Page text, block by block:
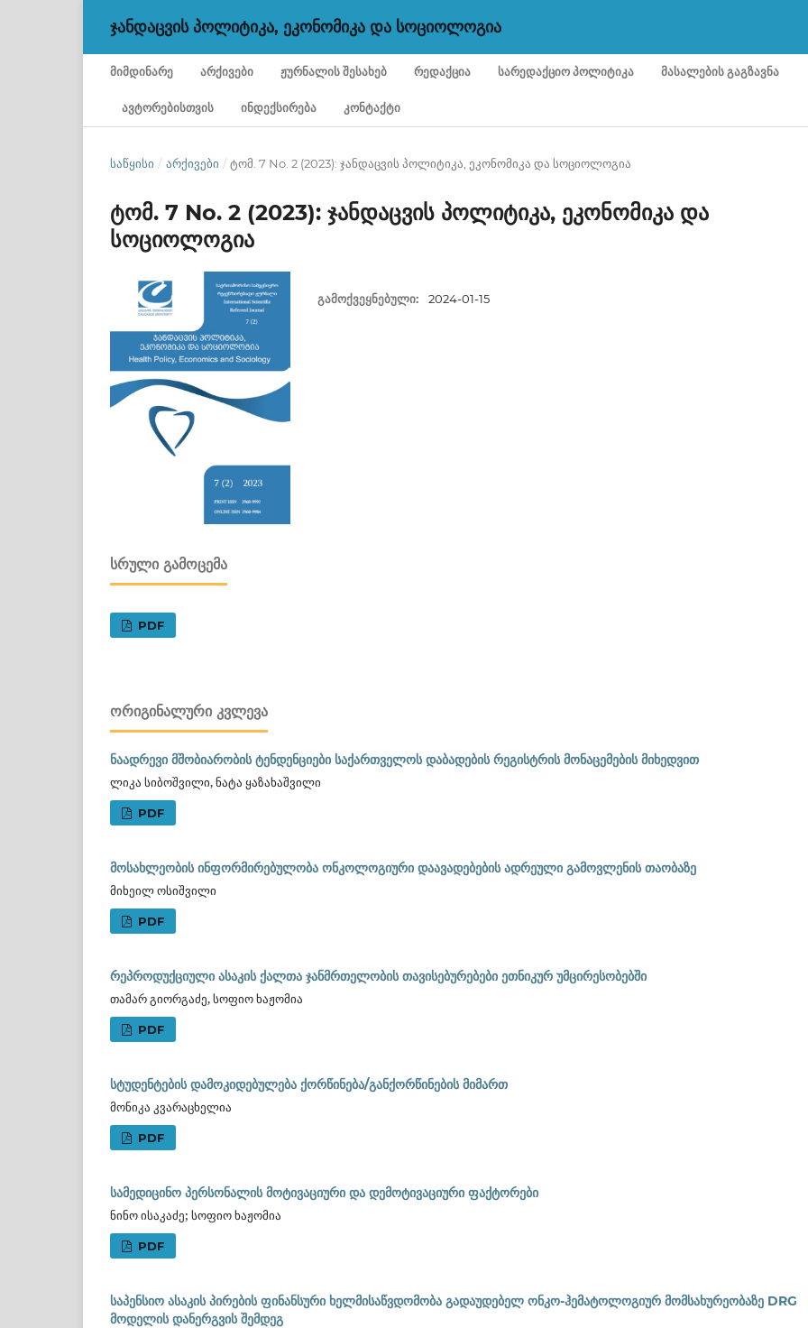
ᲯᲐᲜᲓᲐᲪᲕᲘᲡ ᲞᲝᲚᲘᲢᲘᲙᲐ, ᲔᲙᲝᲜᲝᲛᲘᲙᲐ ᲓᲐ ᲡᲝᲪᲘᲝᲚᲝᲒᲘᲐ
ᲛᲘᲛᲓᲘᲜᲐᲠᲔ ᲐᲠᲥᲘᲕᲔᲑᲘ ᲟᲣᲠᲜᲐᲚᲘᲡ ᲨᲔᲡᲐᲮᲔᲑ ᲠᲔᲓᲐᲥᲪᲘᲐ ᲡᲐᲠᲔᲓᲐᲥᲪᲘᲝ ᲞᲝᲚᲘᲢᲘᲙᲐ ᲛᲐᲡᲐᲚᲔᲑᲘᲡ ᲒᲐᲒᲖᲐᲕᲜᲐ
ᲐᲕᲢᲝᲠᲔᲑᲘᲡᲗᲕᲘᲡ ᲘᲜᲓᲔᲥᲡᲘᲠᲔᲑᲐ ᲙᲝᲜᲢᲐᲥᲢᲘ
ᲡᲐᲬᲧᲘᲡᲘ / ᲐᲠᲥᲘᲕᲔᲑᲘ / ტომ. 7 No. 2 (2023): ჯანდაცვის პოლიტიკა, ეკონომიკა და სოციოლოგია
ტომ. 7 No. 2 (2023): ჯანდაცვის პოლიტიკა, ეკონომიკა და
სოციოლოგია
ᲒᲐᲛᲝᲥᲕᲔᲧᲜᲔᲑᲣᲚᲘ: 2024-01-15
ᲡᲠᲣᲚᲘ ᲒᲐᲛᲝᲪᲔᲛᲐ
PDF
ᲝᲠᲘᲒᲘᲜᲐᲚᲣᲠᲘ ᲙᲕᲚᲔᲕᲐ
ნაადრევი მშობიარობის ტენდენციები საქართველოს დაბადების რეგისტრის მონაცემების მიხედვით
ლიკა სიბოშვილი, ნატა ყაზახაშვილი
PDF
მოსახლეობის ინფორმირებულობა ონკოლოგიური დაავადებების ადრეული გამოვლენის თაობაზე
მიხეილ ოსიშვილი
PDF
რეპროდუქციული ასაკის ქალთა ჯანმრთელობის თავისებურებები ეთნიკურ უმცირესობებში
თამარ გიორგაძე, სოფიო ხაჟომია
PDF
სტუდენტების დამოკიდებულება ქორწინება/განქორწინების მიმართ
მონიკა კვარაცხელია
PDF
სამედიცინო პერსონალის მოტივაციური და დემოტივაციური ფაქტორები
ნინო ისაკაძე; სოფიო ხაჟომია
PDF
საპენსიო ასაკის პირების ფინანსური ხელმისაწვდომობა გადაუდებელ ონკო-ჰემატოლოგიურ მომსახურეობაზე DRG
მოდელის დანერგვის შემდეგ